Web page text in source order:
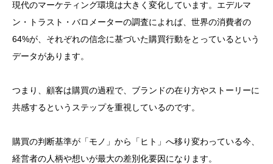
現代のマーケティング環境は大きく変化しています。エデルマ
ン・トラスト・バロメーターの調査によれば、世界の消費者の
64%が、それぞれの信念に基づいた購買行動をとっているという
データがあります。
つまり、顧客は購買の過程で、ブランドの在り方やストーリーに
共感するというステップを重視しているのです。
購買の判断基準が「モノ」から「ヒト」へ移り変わっている今、
経営者の人柄や想いが最大の差別化要因になります。